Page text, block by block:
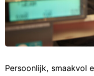
Persoonlijk, smaakvol